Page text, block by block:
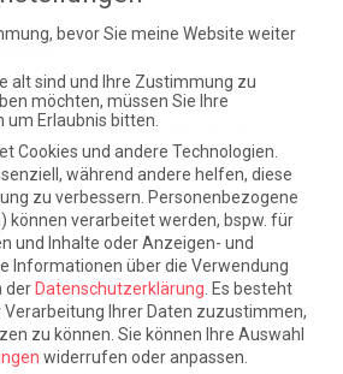
um 10:57 Uhr
ist, will man zeitgemäß sein, im
zeitlos.
12:21 Uhr
bevor Sie meine Website weiter
alt sind und Ihre Zustimmung zu
möchten, müssen Sie Ihre
um Erlaubnis bitten.
Cookies und andere Technologien.
während andere helfen, diese
zu verbessern. Personenbezogene
können verarbeitet werden, bspw. für
und Inhalte oder Anzeigen- und
Informationen über die Verwendung
der Datenschutzerklärung Es besteht
Verarbeitung Ihrer Daten zuzustimmen,
zu können. Sie können Ihre Auswahl
widerrufen oder anpassen.